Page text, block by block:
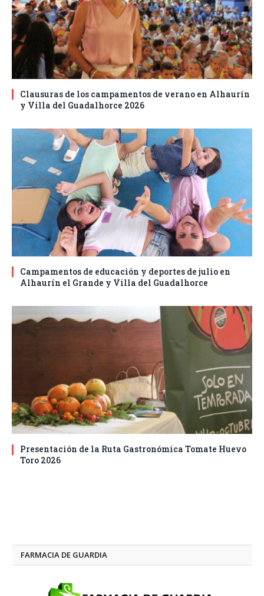
Clausuras de los campamentos de verano en Alhaurín
y Villa del Guadalhorce 2026
Campamentos de educación y deportes de julio en
Alhaurín el Grande y Villa del Guadalhorce
Presentación de la Ruta Gastronómica Tomate Huevo
Toro 2026
FARMACIA DE GUARDIA